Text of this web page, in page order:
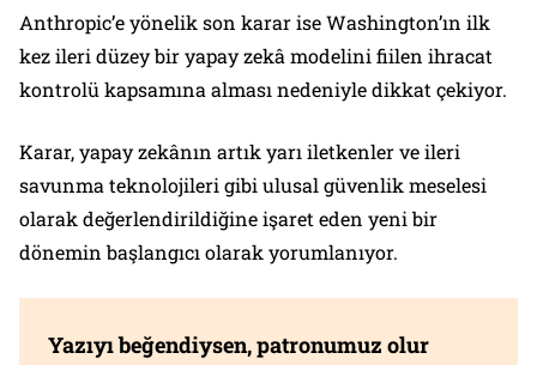
Anthropic’e yönelik son karar ise Washington’ın ilk
kez ileri düzey bir yapay zekâ modelini fiilen ihracat
kontrolü kapsamına alması nedeniyle dikkat çekiyor.
Karar, yapay zekânın artık yarı iletkenler ve ileri
savunma teknolojileri gibi ulusal güvenlik meselesi
olarak değerlendirildiğine işaret eden yeni bir
dönemin başlangıcı olarak yorumlanıyor.
Yazıyı beğendiysen, patronumuz olur